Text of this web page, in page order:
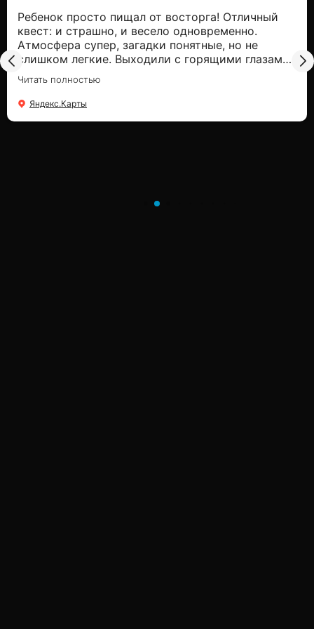
Ребенок просто пищал от восторга! Отличный
квест: и страшно, и весело одновременно.
Атмосфера супер, загадки понятные, но не
слишком легкие. Выходили с горящими глазами,
уже просится на следующий. Спасибо!
Читать полностью
Яндекс.Карты